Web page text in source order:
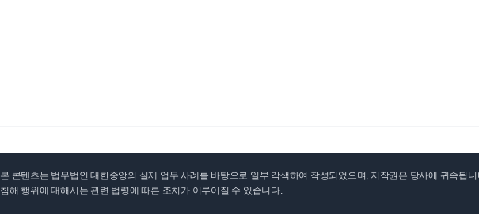
본 콘텐츠는 법무법인 대한중앙의 실제 업무 사례를 바탕으로 일부 각색하여 작성되었으며, 저작권은 당사에 귀속됩
침해 행위에 대해서는 관련 법령에 따른 조치가 이루어질 수 있습니다.